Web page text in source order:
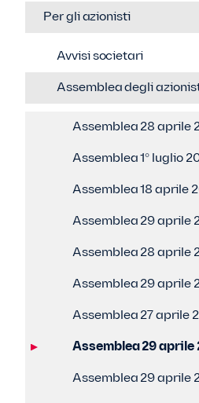
Per gli azionisti
Avvisi societari
Assemblea degli
Assemblea 28 aprile
Assemblea 1° luglio
Assemblea 18 aprile
Assemblea 29 aprile
Assemblea 28 aprile
Assemblea 29 aprile
Assemblea 27 aprile
Assemblea 29 aprile
Assemblea 29 aprile